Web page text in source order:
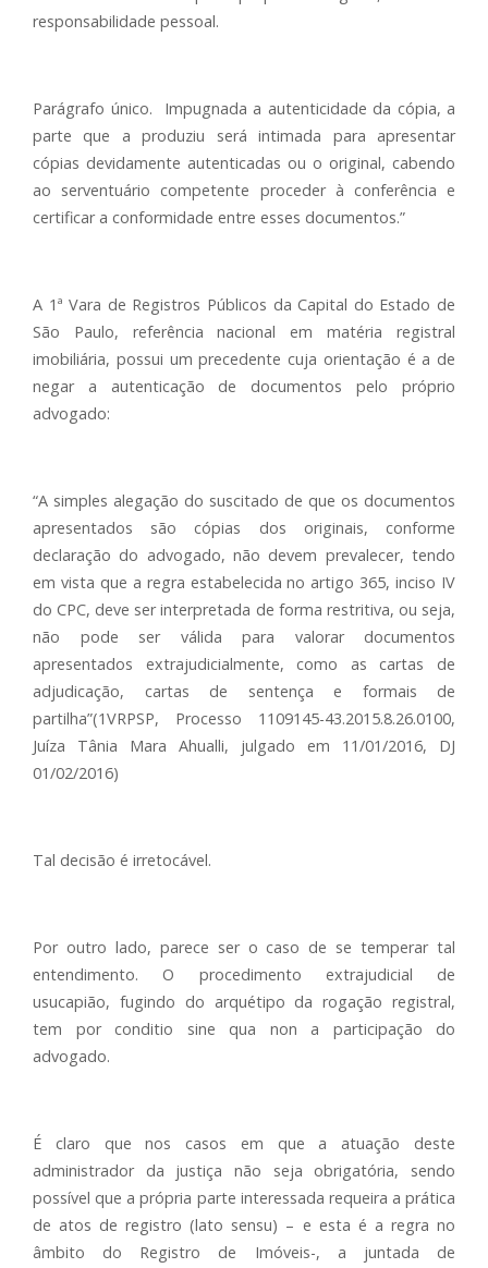
responsabilidade pessoal.
Parágrafo único. Impugnada a autenticidade da cópia, a
parte que a produziu será intimada para apresentar
cópias devidamente autenticadas ou o original, cabendo
ao serventuário competente proceder à conferência e
certificar a conformidade entre esses documentos.”
A 1ª Vara de Registros Públicos da Capital do Estado de
São Paulo, referência nacional em matéria registral
imobiliária, possui um precedente cuja orientação é a de
negar a autenticação de documentos pelo próprio
advogado:
“A simples alegação do suscitado de que os documentos
apresentados são cópias dos originais, conforme
declaração do advogado, não devem prevalecer, tendo
em vista que a regra estabelecida no artigo 365, inciso IV
do CPC, deve ser interpretada de forma restritiva, ou seja,
não pode ser válida para valorar documentos
apresentados extrajudicialmente, como as cartas de
adjudicação, cartas de sentença e formais de
partilha”(1VRPSP, Processo 1109145-43.2015.8.26.0100,
Juíza Tânia Mara Ahualli, julgado em 11/01/2016, DJ
01/02/2016)
Tal decisão é irretocável.
Por outro lado, parece ser o caso de se temperar tal
entendimento. O procedimento extrajudicial de
usucapião, fugindo do arquétipo da rogação registral,
tem por conditio sine qua non a participação do
advogado.
É claro que nos casos em que a atuação deste
administrador da justiça não seja obrigatória, sendo
possível que a própria parte interessada requeira a prática
de atos de registro (lato sensu) – e esta é a regra no
âmbito do Registro de Imóveis-, a juntada de